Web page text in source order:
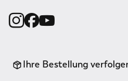
Ihre Bestellung